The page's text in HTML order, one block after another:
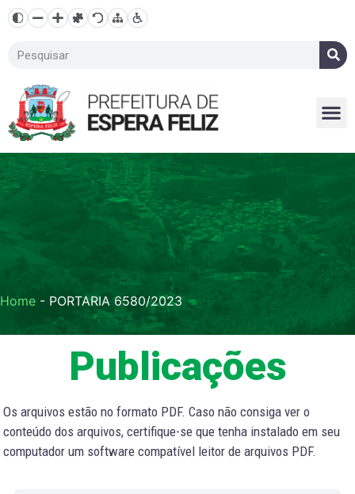
Home - PORTARIA 6580/2023
Publicações
Os arquivos estão no formato PDF. Caso não consiga ver o
conteúdo dos arquivos, certifique-se que tenha instalado em seu
computador um software compatível leitor de arquivos PDF.